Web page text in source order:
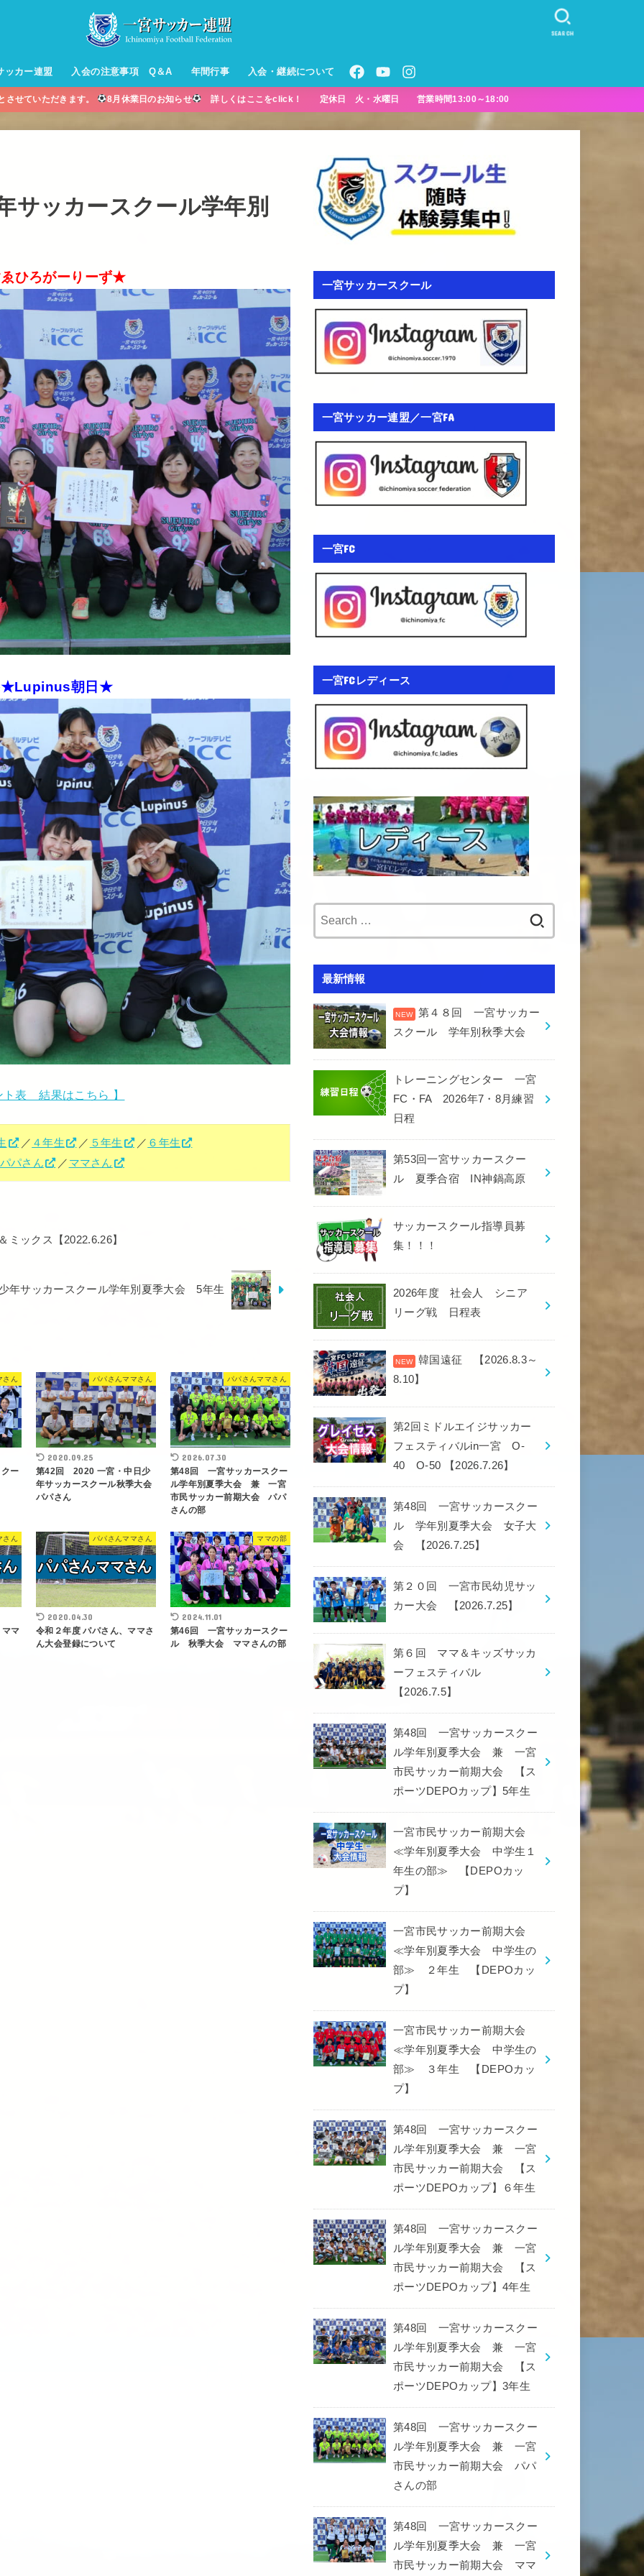
小学生】
小学生】
中学生】
子】
【中学生
中・年
ッカー連盟 入会の注意事項 Q＆A 年間行事 入会・継続について
SEARCH
せていただきます。 8月休業日のお知らせ 詳しくはここをclick！ 定休日 火・水曜日 営業時間13:00～18:00
ッカースクール学年別
ひろがーりーず★
朝日★
ト表 結果はこちら 】
／ ４年生 ／ ５年生 ／ ６年生
パパさん
／ ママさん
ックス【2022.6.26】
年サッカースクール学年別夏季大会 5年生
さん
ー
パパさんママさん
2020.09.25
第42回 2020 一宮・中日少
年サッカースクール秋季大会
パパさん
パパさんママさん
2026.07.30
第48回 一宮サッカースクー
ル学年別夏季大会 兼 一宮
市民サッカー前期大会 パパ
さんの部
さん
マ
パパさんママさん
2020.04.30
令和２年度 パパさん、ママさ
ん大会登録について
ママの部
2024.11.01
第46回 一宮サッカースクー
ル 秋季大会 ママさんの部
一宮サッカースクール
一宮サッカー連盟／一宮FA
一宮FC
一宮FCレディース
最新情報
第４８回 一宮サッカー
スクール 学年別秋季大会
トレーニングセンター 一宮
FC・FA 2026年7・8月練習
日程
第53回一宮サッカースクー
ル 夏季合宿 IN神鍋高原
サッカースクール指導員募
集！！！
2026年度 社会人 シニア
リーグ戦 日程表
韓国遠征 【2026.8.3～
8.10】
第2回ミドルエイジサッカー
フェスティバルin一宮 O-
40 O-50 【2026.7.26】
第48回 一宮サッカースクー
ル 学年別夏季大会 女子大
会 【2026.7.25】
第２０回 一宮市民幼児サッ
カー大会 【2026.7.25】
第６回 ママ＆キッズサッカ
ーフェスティバル
【2026.7.5】
第48回 一宮サッカースクー
ル学年別夏季大会 兼 一宮
市民サッカー前期大会 【ス
ポーツDEPOカップ】5年生
一宮市民サッカー前期大会
≪学年別夏季大会 中学生１
年生の部≫ 【DEPOカッ
プ】
一宮市民サッカー前期大会
≪学年別夏季大会 中学生の
部≫ ２年生 【DEPOカッ
プ】
一宮市民サッカー前期大会
≪学年別夏季大会 中学生の
部≫ ３年生 【DEPOカッ
プ】
第48回 一宮サッカースクー
ル学年別夏季大会 兼 一宮
市民サッカー前期大会 【ス
ポーツDEPOカップ】６年生
第48回 一宮サッカースクー
ル学年別夏季大会 兼 一宮
市民サッカー前期大会 【ス
ポーツDEPOカップ】4年生
第48回 一宮サッカースクー
ル学年別夏季大会 兼 一宮
市民サッカー前期大会 【ス
ポーツDEPOカップ】3年生
第48回 一宮サッカースクー
ル学年別夏季大会 兼 一宮
市民サッカー前期大会 パパ
さんの部
第48回 一宮サッカースクー
ル学年別夏季大会 兼 一宮
市民サッカー前期大会 ママ